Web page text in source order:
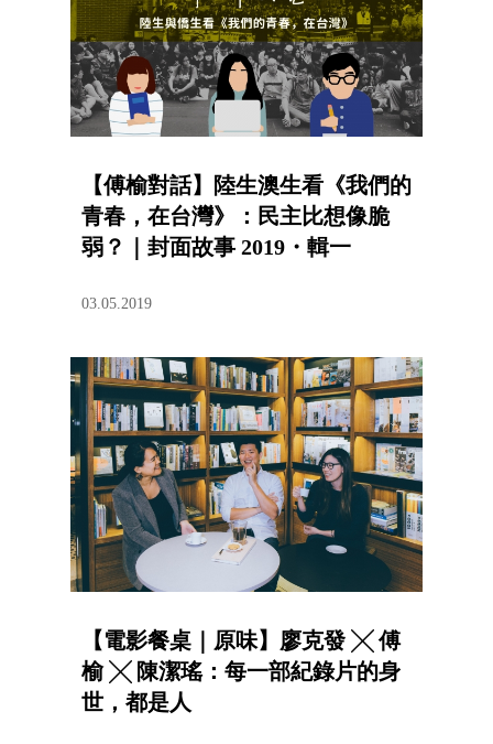
【傅榆對話】陸生澳生看《我們的
青春，在台灣》：民主比想像脆
弱？｜封面故事 2019・輯一
03.05.2019
【電影餐桌｜原味】廖克發 ╳ 傅
榆 ╳ 陳潔瑤：每一部紀錄片的身
世，都是人